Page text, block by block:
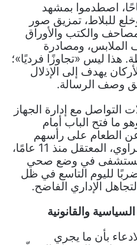
اصطدموا بمشهد
للبلاط، تمزيق صور
والكتب والأوراق
الملابس، ومصادرة
هذا ليس «تجاوزًا فرديًا»؛
يهدف إلى الإذلال
وصف الرسالة.
التواصل مع إدارة الجهاز
ما فتح الباب أمام
الطعام على رأسهم
الأسير أحمد الشبراوي، المعتقل منذ 11 عامًا،
في وضع صحي
لليوم التاسع في ظل
الإداري الفاضح.
السياسية والقانونية
بأن ما يجري